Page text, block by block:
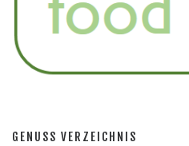
GENUSS VERZEICHNIS